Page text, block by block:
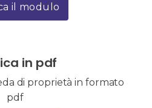
il modulo
in pdf
di proprietà in formato
pdf